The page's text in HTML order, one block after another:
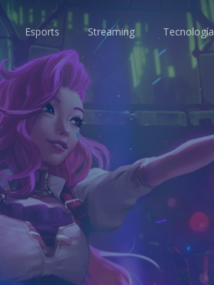
Esports Streaming Tecnología